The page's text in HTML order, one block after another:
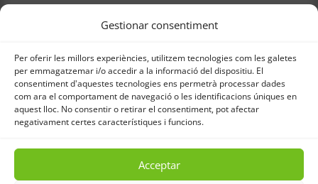
Gestionar consentiment
Per oferir les millors experiències, utilitzem tecnologies com les galetes
per emmagatzemar i/o accedir a la informació del dispositiu. El
consentiment d'aquestes tecnologies ens permetrà processar dades
com ara el comportament de navegació o les identificacions úniques en
aquest lloc. No consentir o retirar el consentiment, pot afectar
negativament certes característiques i funcions.
Acceptar
definit FeSalut. En definitiva, potenciar la Federació
en tots els àmbits socials.
amb la col·laboració de: